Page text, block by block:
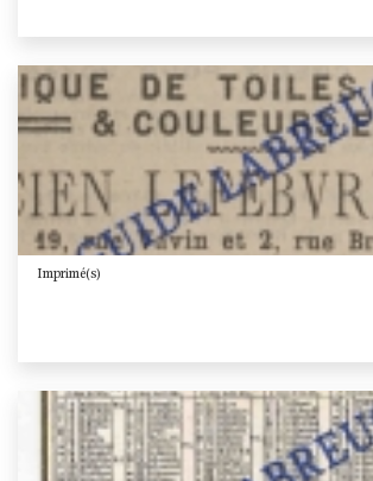
Imprimé(s)